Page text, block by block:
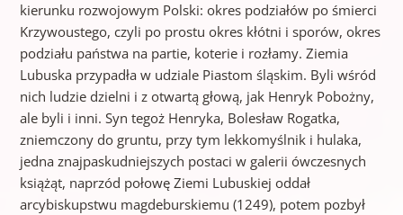
kierunku rozwojowym Polski: okres podziałów po śmierci
Krzywoustego, czyli po prostu okres kłótni i sporów, okres
podziału państwa na partie, koterie i rozłamy. Ziemia
Lubuska przypadła w udziale Piastom śląskim. Byli wśród
nich ludzie dzielni i z otwartą głową, jak Henryk Pobożny,
ale byli i inni. Syn tegoż Henryka, Bolesław Rogatka,
zniemczony do gruntu, przy tym lekkomyślnik i hulaka,
jedna znajpaskudniejszych postaci w galerii ówczesnych
książąt, naprzód połowę Ziemi Lubuskiej oddał
arcybiskupstwu magdeburskiemu (1249), potem pozbył